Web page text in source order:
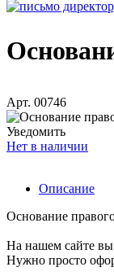
Арт. 00746
Уведомить
Нет в наличии
Описание
Основание
На нашем сайте вы
Нужно просто